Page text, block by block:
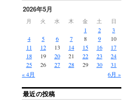
2026年5月
月 火 水 木 金 土 日
« 4月 6月 »
1 2
3
4
5 6 7 8 9
10
11
12 13 14 15 16
17
18
19 20 21 22 23
24
25
26 27 28 29 30 31
最近の投稿